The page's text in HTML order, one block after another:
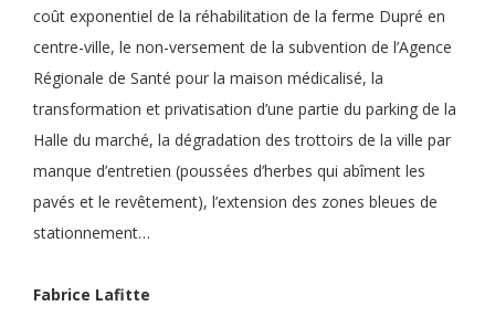
coût exponentiel de la réhabilitation de la ferme Dupré en
centre-ville, le non-versement de la subvention de l’Agence
Régionale de Santé pour la maison médicalisé, la
transformation et privatisation d’une partie du parking de la
Halle du marché, la dégradation des trottoirs de la ville par
manque d’entretien (poussées d’herbes qui abîment les
pavés et le revêtement), l’extension des zones bleues de
stationnement…
Fabrice Lafitte